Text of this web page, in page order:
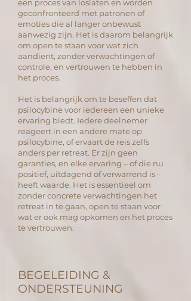
een proces van loslaten en worden
geconfronteerd met patronen of
emoties die al langer onbewust
aanwezig zijn. Het is daarom belangrijk
om open te staan voor wat zich
aandient, zonder verwachtingen of
controle, en vertrouwen te hebben in
het proces.
Het is belangrijk om te beseffen dat
psilocybine voor iedereen een unieke
ervaring biedt. Iedere deelnemer
reageert in een andere mate op
psilocybine, of ervaart de reis zelfs
anders per retreat. Er zijn geen
garanties, en elke ervaring – of die nu
positief, uitdagend of verwarrend is –
heeft waarde. Het is essentieel om
zonder concrete verwachtingen het
retreat in te gaan, open te staan voor
wat er ook mag opkomen en het proces
te vertrouwen.
BEGELEIDING &
ONDERSTEUNING